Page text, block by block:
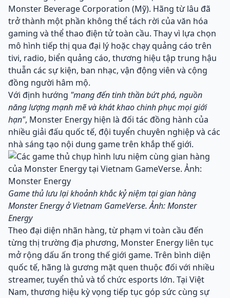
Monster Beverage Corporation (Mỹ). Hãng từ lâu đã
trở thành một phần không thể tách rời của văn hóa
gaming và thể thao điện tử toàn cầu. Thay vì lựa chọn
mô hình tiếp thị qua đại lý hoặc chạy quảng cáo trên
tivi, radio, biển quảng cáo, thương hiệu tập trung hậu
thuẫn các sự kiện, ban nhạc, vận động viên và cộng
đồng người hâm mộ.
Với định hướng "mang đến tinh thần bứt phá, nguồn
năng lượng mạnh mẽ và khát khao chinh phục mọi giới
hạn", Monster Energy hiện là đối tác đồng hành của
nhiều giải đấu quốc tế, đội tuyển chuyên nghiệp và các
nhà sáng tạo nội dung game trên khắp thế giới.
Game thủ lưu lại khoảnh khắc kỷ niệm tại gian hàng
Monster Energy ở Vietnam GameVerse. Ảnh: Monster
Energy
Theo đại diện nhãn hàng, từ phạm vi toàn cầu đến
từng thị trường địa phương, Monster Energy liên tục
mở rộng dấu ấn trong thế giới game. Trên bình diện
quốc tế, hãng là gương mặt quen thuộc đối với nhiều
streamer, tuyển thủ và tổ chức esports lớn. Tại Việt
Nam, thương hiệu kỳ vọng tiếp tục góp sức cùng sự